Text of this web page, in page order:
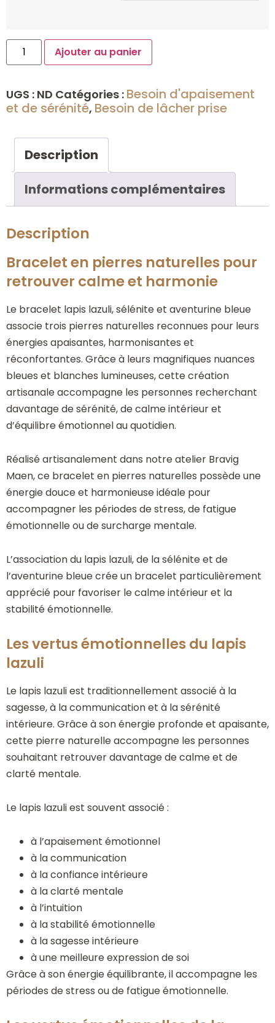
Ajouter au panier
UGS : ND Catégories : Besoin d'apaisement
et de sérénité, Besoin de lâcher prise
Description
Informations complémentaires
Description
Bracelet en pierres naturelles pour
retrouver calme et harmonie
Le bracelet lapis lazuli, sélénite et aventurine bleue
associe trois pierres naturelles reconnues pour leurs
énergies apaisantes, harmonisantes et
réconfortantes. Grâce à leurs magnifiques nuances
bleues et blanches lumineuses, cette création
artisanale accompagne les personnes recherchant
davantage de sérénité, de calme intérieur et
d’équilibre émotionnel au quotidien.
Réalisé artisanalement dans notre atelier Bravig
Maen, ce bracelet en pierres naturelles possède une
énergie douce et harmonieuse idéale pour
accompagner les périodes de stress, de fatigue
émotionnelle ou de surcharge mentale.
L’association du lapis lazuli, de la sélénite et de
l’aventurine bleue crée un bracelet particulièrement
apprécié pour favoriser le calme intérieur et la
stabilité émotionnelle.
Les vertus émotionnelles du lapis
lazuli
Le lapis lazuli est traditionnellement associé à la
sagesse, à la communication et à la sérénité
intérieure. Grâce à son énergie profonde et apaisante,
cette pierre naturelle accompagne les personnes
souhaitant retrouver davantage de calme et de
clarté mentale.
Le lapis lazuli est souvent associé :
à l’apaisement émotionnel
à la communication
à la confiance intérieure
à la clarté mentale
à l’intuition
à la stabilité émotionnelle
à la sagesse intérieure
à une meilleure expression de soi
Grâce à son énergie équilibrante, il accompagne les
périodes de stress ou de fatigue émotionnelle.